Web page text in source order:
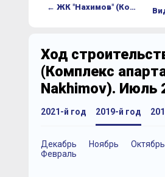
← ЖК "Нахимов" (Комплекс апартаментов Nakhimov)
Ход
(Комплекс
Nakhimov). Июль
2021-й год 2019-й год
Декабрь Ноябрь Октябрь
Февраль